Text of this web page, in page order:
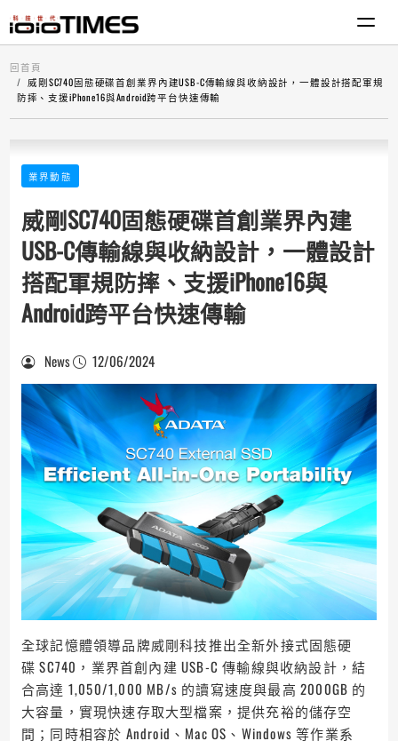
回首頁
威剛SC740固態硬碟首創業界內建USB-C傳輸線與收納設計，一體設計搭配軍規
防摔、支援iPhone16與Android跨平台快速傳輸
業界動態
威剛SC740固態硬碟首創業界內建
USB-C傳輸線與收納設計，一體設計
搭配軍規防摔、支援iPhone16與
Android跨平台快速傳輸
News 12/06/2024
全球記憶體領導品牌威剛科技推出全新外接式固態硬
碟 SC740，業界首創內建 USB-C 傳輸線與收納設計，結
合高達 1,050/1,000 MB/s 的讀寫速度與最高 2000GB 的
大容量，實現快速存取大型檔案，提供充裕的儲存空
間；同時相容於 Android、Mac OS、Windows 等作業系